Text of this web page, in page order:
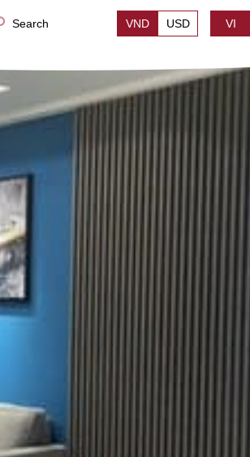
Search VND USD VI